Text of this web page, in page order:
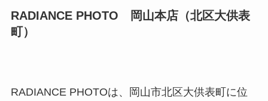
RADIANCE PHOTO 岡山本店（北区大供表
町）
RADIANCE PHOTOは、岡山市北区大供表町に位